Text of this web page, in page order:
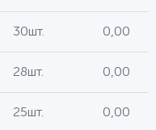
30шт. 0,00
28шт. 0,00
25шт. 0,00